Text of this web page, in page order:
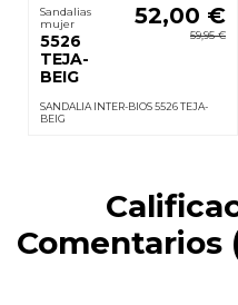
Sandalias
mujer
5526
TEJA-
BEIG
52,00 €
59,95 €
SANDALIA INTER-BIOS 5526 TEJA-
BEIG
Comentarios